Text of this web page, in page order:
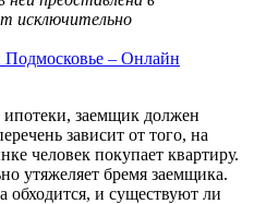
исключительно
– Онлайн
заемщик должен
зависит от того, на
человек покупает квартиру.
утяжеляет бремя заемщика.
обходится, и существуют ли